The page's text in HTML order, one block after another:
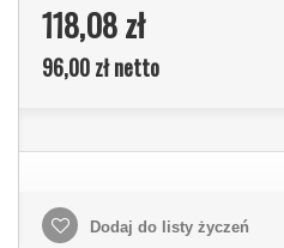
118,08 zł
96,00 złnetto
Dodaj do listy życzeń